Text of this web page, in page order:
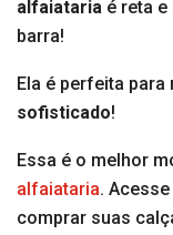
alfaiataria é reta
barra!
Ela é perfeita
sofisticado!
Essa é o melhor
alfaiataria.
comprar suas